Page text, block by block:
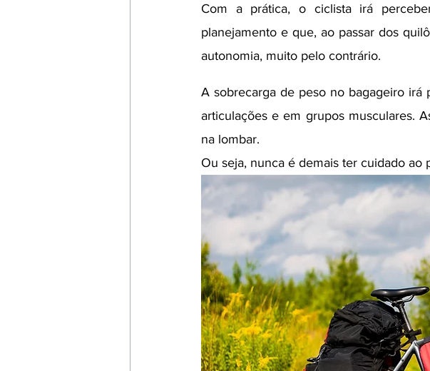
Com a prática, o ciclista irá
planejamento e que, ao passar dos
autonomia, muito pelo contrário.
A sobrecarga de peso no bagageiro irá
articulações e em grupos musculares.
na lombar.
Ou seja, nunca é demais ter cuidado